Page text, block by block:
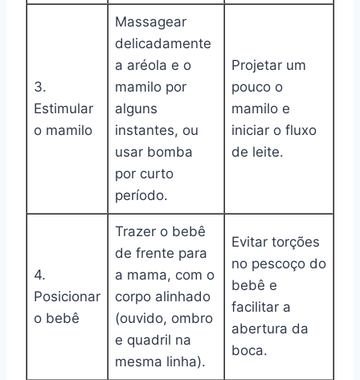
3.
Estimular
o mamilo
Massagear
delicadamente
a aréola e o
mamilo por
alguns
instantes, ou
usar bomba
por curto
período.
Projetar um
pouco o
mamilo e
iniciar o fluxo
de leite.
4.
Posicionar
o bebê
Trazer o bebê
de frente para
a mama, com o
corpo alinhado
(ouvido, ombro
e quadril na
mesma linha).
Evitar torções
no pescoço do
bebê e
facilitar a
abertura da
boca.